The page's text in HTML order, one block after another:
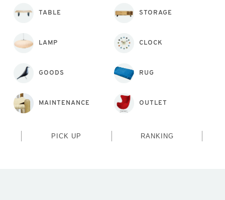
TABLE STORAGE
LAMP CLOCK
GOODS RUG
MAINTENANCE OUTLET
PICK UP RANKING